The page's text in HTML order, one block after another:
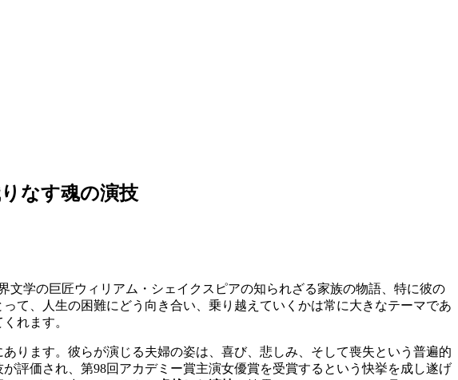
なす魂の演技
学の巨匠ウィリアム・シェイクスピアの知られざる家族の物語、特に彼の
て、人生の困難にどう向き合い、乗り越えていくかは常に大きなテーマであ
れます。
ります。彼らが演じる夫婦の姿は、喜び、悲しみ、そして喪失という普遍的
が評価され、第98回アカデミー賞主演女優賞を受賞するという快挙を成し遂げ